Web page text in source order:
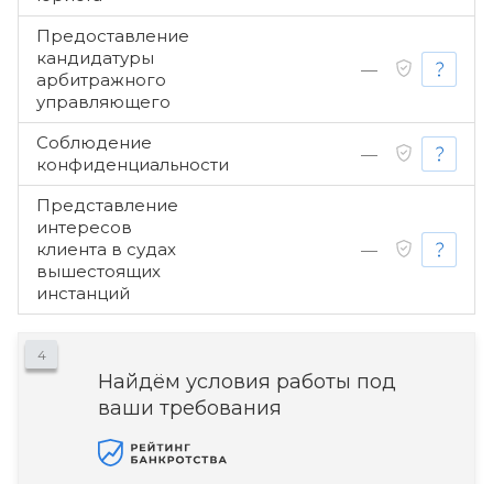
Предоставление
кандидатуры
арбитражного
управляющего
—
Соблюдение
конфиденциальности
—
Представление
интересов
клиента в судах
вышестоящих
инстанций
—
4
Найдём условия работы под
ваши требования